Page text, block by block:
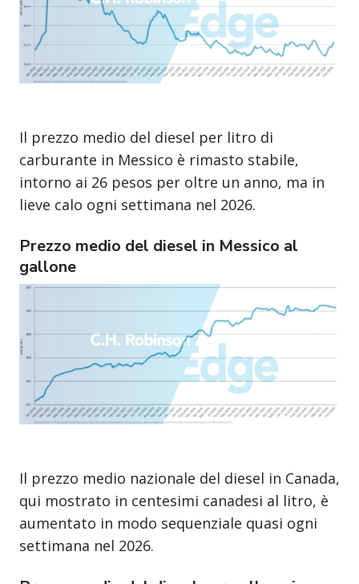
Il prezzo medio del diesel per litro di
carburante in Messico è rimasto stabile,
intorno ai 26 pesos per oltre un anno, ma in
lieve calo ogni settimana nel 2026.
Prezzo medio del diesel in Messico al
gallone
Il prezzo medio nazionale del diesel in Canada,
qui mostrato in centesimi canadesi al litro, è
aumentato in modo sequenziale quasi ogni
settimana nel 2026.